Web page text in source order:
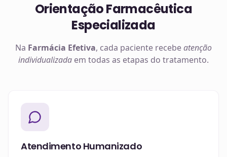
Orientação Farmacêutica
Especializada
Na Farmácia Efetiva, cada paciente recebeatenção
individualizada em todas as etapas do tratamento.
Atendimento Humanizado